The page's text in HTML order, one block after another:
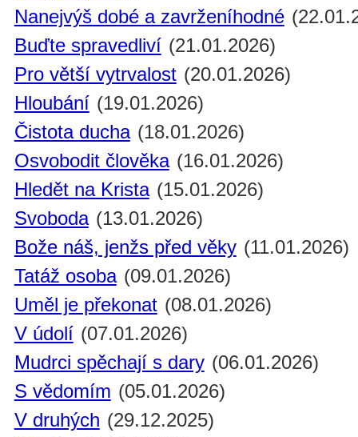
Nanejvýš dobé a zavrženíhodné
Buďte spravedliví (21.01.2026)
Pro větší vytrvalost (20.01.2026)
Hloubání (19.01.2026)
Čistota ducha (18.01.2026)
Osvobodit člověka (16.01.2026)
Hledět na Krista (15.01.2026)
Svoboda (13.01.2026)
Bože náš, jenžs před věky (11.01.2026)
Tatáž osoba (09.01.2026)
Uměl je překonat (08.01.2026)
V údolí (07.01.2026)
Mudrci spěchají s dary (06.01.2026)
S vědomím (05.01.2026)
V druhých (29.12.2025)